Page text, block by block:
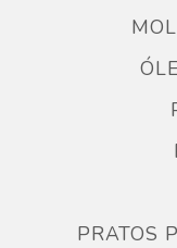
PRATOS